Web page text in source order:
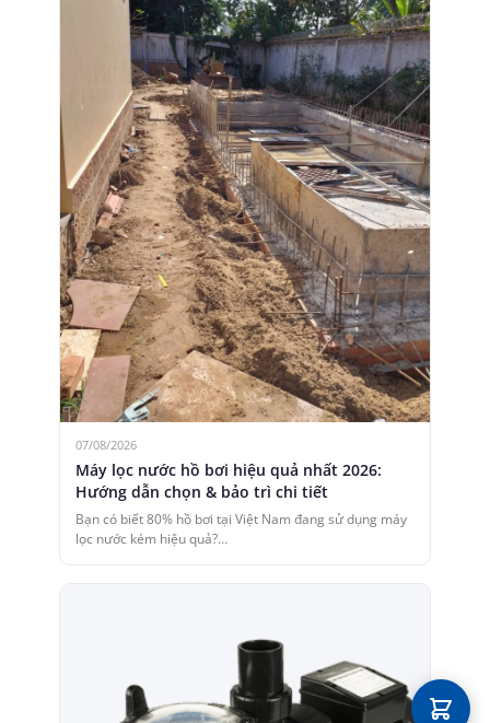
07/08/2026
Máy lọc nước hồ bơi hiệu quả nhất 2026:
Hướng dẫn chọn & bảo trì chi tiết
Bạn có biết 80% hồ bơi tại Việt Nam đang sử dụng máy
lọc nước kém hiệu quả?…